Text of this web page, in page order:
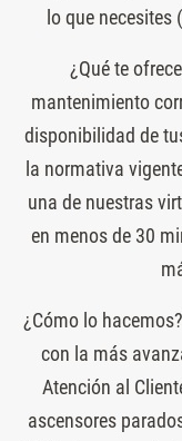
lo que
¿Qué te
mantenimiento
disponibilidad de
la normativa
una de nuestras
en menos de 30
¿Cómo lo
con la más
Atención al
ascensores